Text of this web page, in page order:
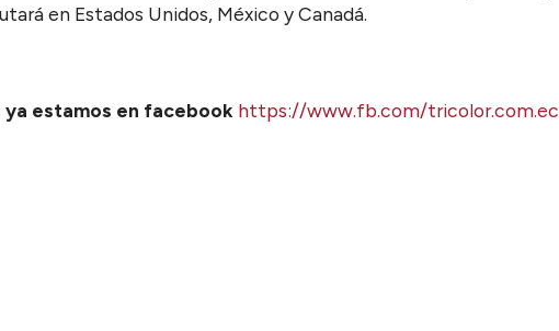
en Estados Unidos, México y Canadá.
estamos en facebook https://www.fb.com/tricolor.com.ec